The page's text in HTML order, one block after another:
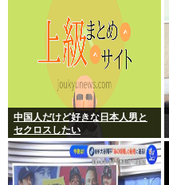
中国人だけど好きな日本人男と
セクロスしたい